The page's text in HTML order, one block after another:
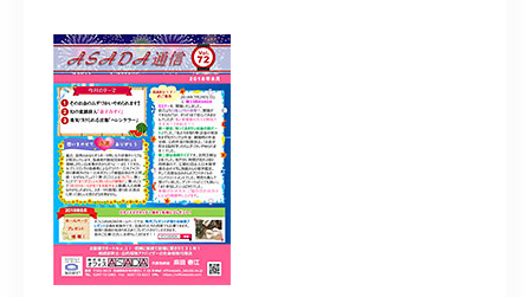
アクセス
0297-72-2401
営業時間